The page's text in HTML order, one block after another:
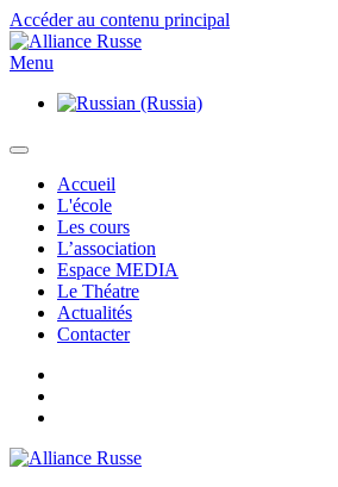
Accéder au contenu principal
Menu
Accueil
L'école
Les cours
L’association
Espace MEDIA
Le Théatre
Actualités
Contacter